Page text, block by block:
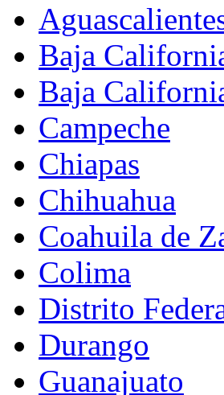
Baja
Baja
Campeche
Chiapas
Chihuahua
Coahuila de
Colima
Distrito
Durango
Guanajuato